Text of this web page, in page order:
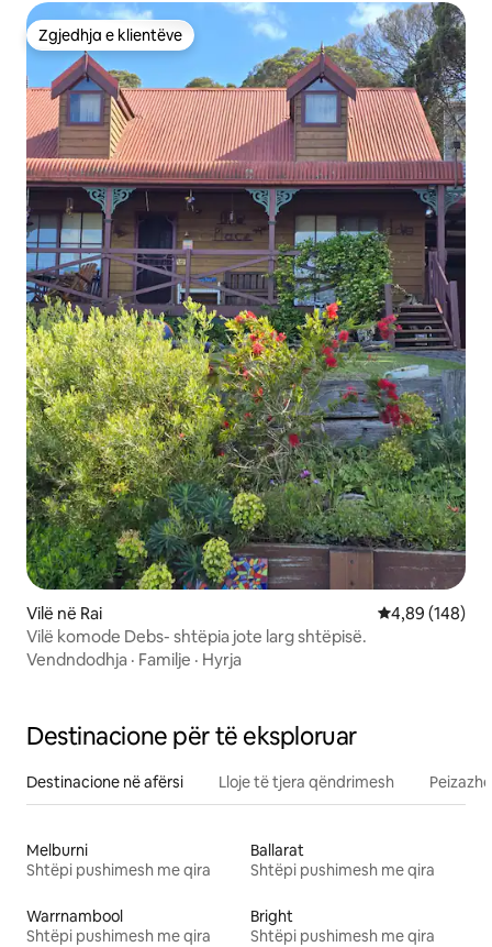
Zgjedhja e klientëve
Zgjedhja e klientëve
Vilë në Rai Vlerësimi
4,89 (148)
Vilë komode Debs- shtëpia jote larg shtëpisë.
Vendndodhja · Familje · Hyrja
Destinacione për të eksploruar
Destinacione në afërsi Lloje të tjera qëndrimesh
Melburni
Shtëpi pushimesh me qira
Ballarat
Shtëpi pushimesh me qira
Warrnambool
Shtëpi pushimesh me qira
Bright
Shtëpi pushimesh me qira